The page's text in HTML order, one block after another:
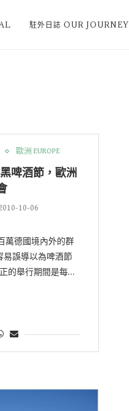
駐外日誌 OUR JOURNEY
歐洲 EUROPE
啤酒節，歐洲
10-06
萬德國境內外的群
易誤導以為啤酒節
的舉行期間是每…